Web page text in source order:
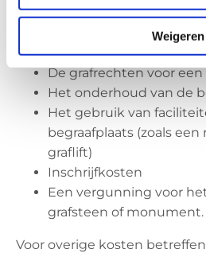
Weigeren
Deze kosten bestaan uit;
Het openen en het
De grafrechten voor
Het onderhoud van de
Het gebruik van
begraafplaats (zoals
graflift)
Inschrijfkosten
Een vergunning voor
grafsteen of monument.
Voor overige kosten